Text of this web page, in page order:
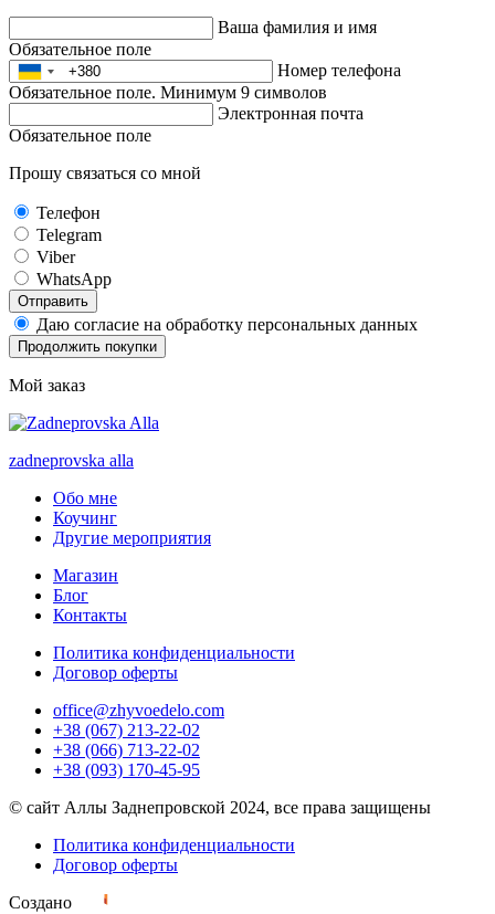
Ваша фамилия и имя
Обязательное поле
Номер телефона
Обязательное поле. Минимум 9 символов
Электронная почта
Обязательное поле
Прошу связаться со мной
Телефон
Telegram
Viber
WhatsApp
Отправить
Даю согласие на обработку персональных данных
Продолжить покупки
Мой заказ
zadneprovska alla
Обо мне
Коучинг
Другие мероприятия
Магазин
Блог
Контакты
Политика конфиденциальности
Договор оферты
office@zhyvoedelo.com
+38 (067) 213-22-02
+38 (066) 713-22-02
+38 (093) 170-45-95
© сайт Аллы Заднепровской 2024, все права защищены
Политика конфиденциальности
Договор оферты
Создано